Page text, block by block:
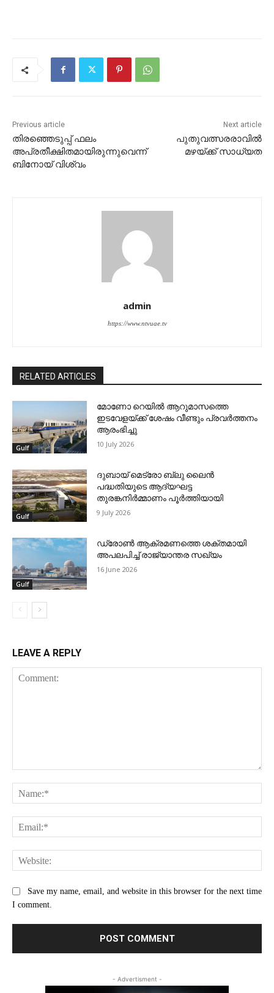
Previous article
തിരഞ്ഞെടുപ്പ് ഫലം
അപ്രതീക്ഷിതമായിരുന്നുവെന്ന്
ബിനോയ് വിശ്വം
Next article
പുതുവത്സരരാവില്‍
മഴയ്ക്ക് സാധ്യത
admin
https://www.ntvuae.tv
RELATED ARTICLES
Gulf
മോണോ റെയില്‍ ആറുമാസത്തെ
ഇടവേളയ്ക്ക് ശേഷം വീണ്ടും പ്രവര്‍ത്തനം
ആരംഭിച്ചു
10 July 2026
Gulf
ദുബായ് മെട്രോ ബ്ലു ലൈന്‍
പദ്ധതിയുടെ ആദ്യഘട്ട
തുരങ്കനിര്‍മ്മാണം പൂര്‍ത്തിയായി
9 July 2026
Gulf
ഡ്രോണ്‍ ആക്രമണത്തെ ശക്തമായി
അപലപിച്ച് രാജ്യാന്തര സഖ്യം
16 June 2026
LEAVE A REPLY
Save my name, email, and website in this browser for the next time
I comment.
- Advertisment -